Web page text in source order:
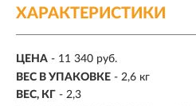
ХАРАКТЕРИСТИКИ
ЦЕНА - 11 340 руб.
ВЕС В УПАКОВКЕ - 2,6 кг
ВЕС, КГ - 2,3